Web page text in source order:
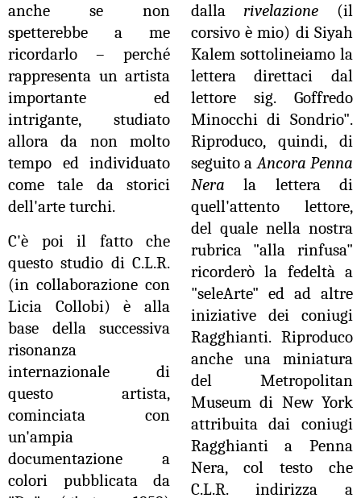
anche se non
spetterebbe a me
ricordarlo – perché
rappresenta un artista
importante ed
intrigante, studiato
allora da non molto
tempo ed individuato
come tale da storici
dell'arte turchi.
C'è poi il fatto che
questo studio di C.L.R.
(in collaborazione con
Licia Collobi) è alla
base della successiva
risonanza
internazionale di
questo artista,
cominciata con
un'ampia
documentazione a
colori pubblicata da
dallarivelazione (il
corsivo è mio) di Siyah
Kalem sottolineiamo la
lettera direttaci dal
lettore sig. Goffredo
Minocchi di Sondrio".
Riproduco, quindi, di
seguito aAncora Penna
Nerala lettera di
quell'attento lettore,
del quale nella nostra
rubrica "alla rinfusa"
ricorderò la fedeltà a
"seleArte" ed ad altre
iniziative dei coniugi
Ragghianti. Riproduco
anche una miniatura
del Metropolitan
Museum di New York
attribuita dai coniugi
Ragghianti a Penna
Nera, col testo che
C.L.R. indirizza a